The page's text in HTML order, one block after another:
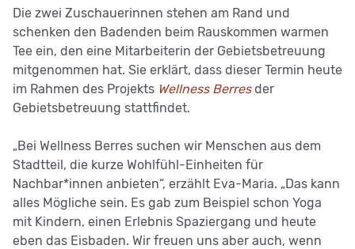
Die zwei Zuschauerinnen stehen am Rand und
schenken den Badenden beim Rauskommen warmen
Tee ein, den eine Mitarbeiterin der Gebietsbetreuung
mitgenommen hat. Sie erklärt, dass dieser Termin heute
im Rahmen des Projekts Wellness Berresder
Gebietsbetreuung stattfindet.
„Bei Wellness Berres suchen wir Menschen aus dem
Stadtteil, die kurze Wohlfühl-Einheiten für
Nachbar*innen anbieten“, erzählt Eva-Maria. „Das kann
alles Mögliche sein. Es gab zum Beispiel schon Yoga
mit Kindern, einen Erlebnis Spaziergang und heute
eben das Eisbaden. Wir freuen uns aber auch, wenn